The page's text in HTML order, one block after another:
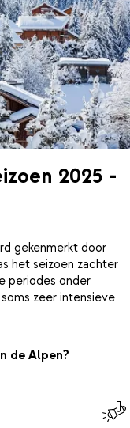
2025 -
gekenmerkt door
het seizoen zachter
periodes onder
zeer intensieve
de Alpen?